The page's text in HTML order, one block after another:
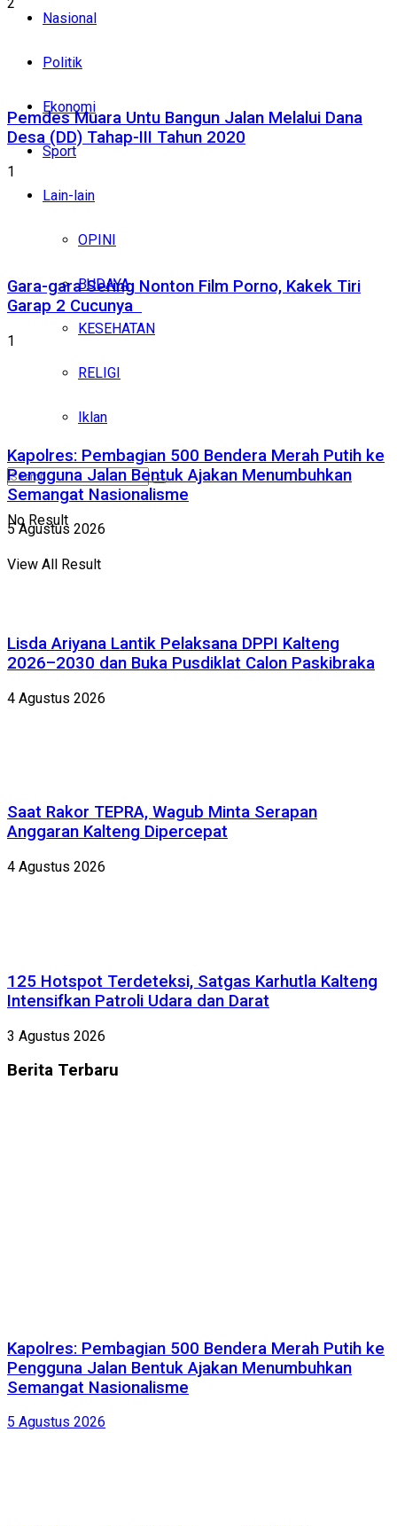
Nasional
Politik
Ekonomi
Sport
Lain-lain
OPINI
BUDAYA
KESEHATAN
RELIGI
Iklan
No Result
View All Result
Pemdes Muara Untu Bangun Jalan Melalui Dana
Desa (DD) Tahap-III Tahun 2020
1
Gara-gara Sering Nonton Film Porno, Kakek Tiri
Garap 2 Cucunya
1
Kapolres: Pembagian 500 Bendera Merah Putih ke
Pengguna Jalan Bentuk Ajakan Menumbuhkan
Semangat Nasionalisme
5 Agustus 2026
Lisda Ariyana Lantik Pelaksana DPPI Kalteng
2026–2030 dan Buka Pusdiklat Calon Paskibraka
4 Agustus 2026
Saat Rakor TEPRA, Wagub Minta Serapan
Anggaran Kalteng Dipercepat
4 Agustus 2026
125 Hotspot Terdeteksi, Satgas Karhutla Kalteng
Intensifkan Patroli Udara dan Darat
3 Agustus 2026
Berita Terbaru
Kapolres: Pembagian 500 Bendera Merah Putih ke
Pengguna Jalan Bentuk Ajakan Menumbuhkan
Semangat Nasionalisme
5 Agustus 2026